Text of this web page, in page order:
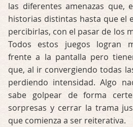
las diferentes amenazas que,
historias distintas hasta que el
percibirlas, con el pasar de los
Todos estos juegos logran
frente a la pantalla pero
que, al ir convergiendo todas
perdiendo intensidad. Algo
sabe golpear de forma
sorpresas y cerrar la trama
que comienza a ser reiterativa.